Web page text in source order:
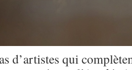
d’artistes qui